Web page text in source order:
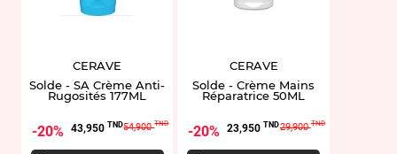
CERAVE
Solde - SA Crème Anti-
Rugosités 177ML
20% Prix
43,950 TNDPrix
54,900TND
CERAVE
Solde - Crème Mains
Réparatrice 50ML
20% Prix
23,950 TNDPrix
29,900TND